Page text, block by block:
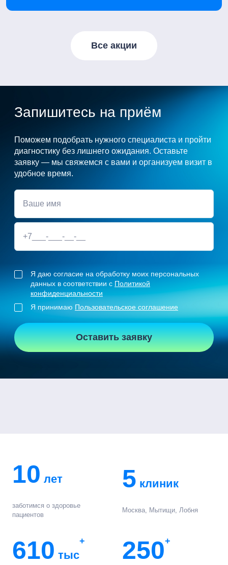
Все акции
Запишитесь на приём
Поможем подобрать нужного специалиста и пройти
диагностику без лишнего ожидания. Оставьте
заявку — мы свяжемся с вами и организуем визит в
удобное время.
Я даю согласие на обработку моих персональных
данных в соответствии с Политикой
конфиденциальности
Я принимаю Пользовательское соглашение
Оставить заявку
10 лет
заботимся о здоровье
пациентов
5 клиник
Москва, Мытищи, Лобня
610 тыс
+ 250+